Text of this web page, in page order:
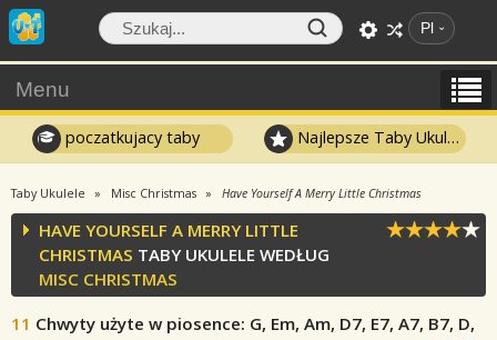
Pl
Menu
poczatkujacy taby Najlepsze Taby Ukulele
Taby Ukulele Misc Christmas Have Yourself A Merry Little Christmas
HAVE YOURSELF A MERRY LITTLE
CHRISTMAS TABY UKULELE WEDŁUG
MISC CHRISTMAS
11 Chwyty użyte w piosence: G, Em, Am, D7, E7, A7, B7, D,